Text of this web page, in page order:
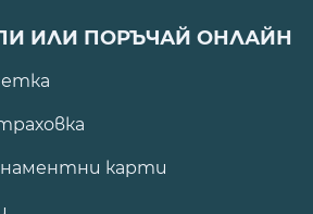
ИЛИ ПОРЪЧАЙ ОНЛАЙН
карти